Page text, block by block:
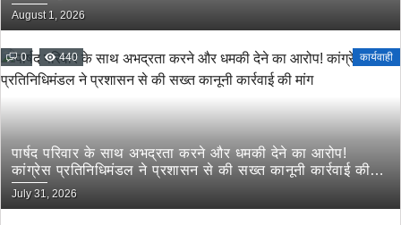
August 1, 2026
0 440 कार्यवाही
पार्षद परिवार के साथ अभद्रता करने और धमकी देने का आरोप!
कांग्रेस प्रतिनिधिमंडल ने प्रशासन से की सख्त कानूनी कार्रवाई की
मांग
July 31, 2026